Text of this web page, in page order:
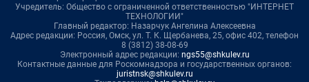
Учредитель: Общество с ограниченной ответственностью "ИНТЕРНЕТ
ТЕХНОЛОГИИ"
Главный редактор: Назарчук Ангелина Алексеевна
Адрес редакции: Россия, Омск, ул. Т. К. Щербанева, 25, офис 402, телефон
8 (3812) 38-08-69
Электронный адрес редакции: ngs55@shkulev.ru
Контактные данные для Роскомнадзора и государственных органов:
juristnsk@shkulev.ru